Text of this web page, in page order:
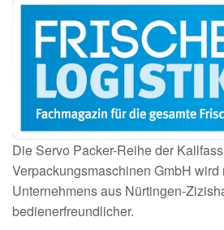
Die Servo Packer-Reihe der Kallfass
Verpackungsmaschinen GmbH
Unternehmens aus Nürtingen-
bedienerfreundlicher.